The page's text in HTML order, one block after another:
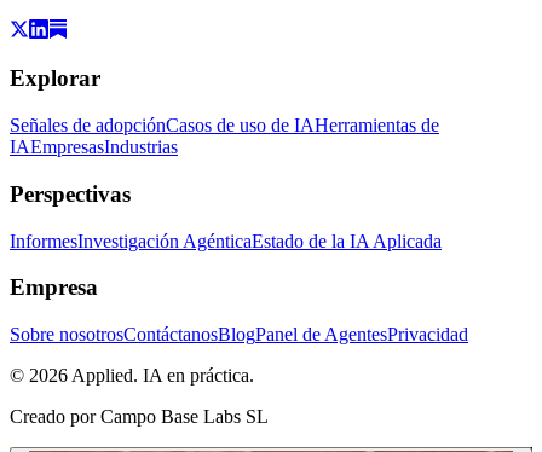
Explorar
Señales de adopciónCasos de uso de IAHerramientas de
IAEmpresasIndustrias
Perspectivas
InformesInvestigación AgénticaEstado de la IA Aplicada
Empresa
Sobre nosotrosContáctanosBlogPanel de AgentesPrivacidad
© 2026 Applied. IA en práctica.
Creado por Campo Base Labs SL